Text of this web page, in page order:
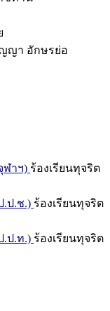
ญา อักษรย่อ
ฬาฯ) ร้องเรียนทุจริต
.ป.ช.) ร้องเรียนทุจริต
.ป.ท.) ร้องเรียนทุจริต